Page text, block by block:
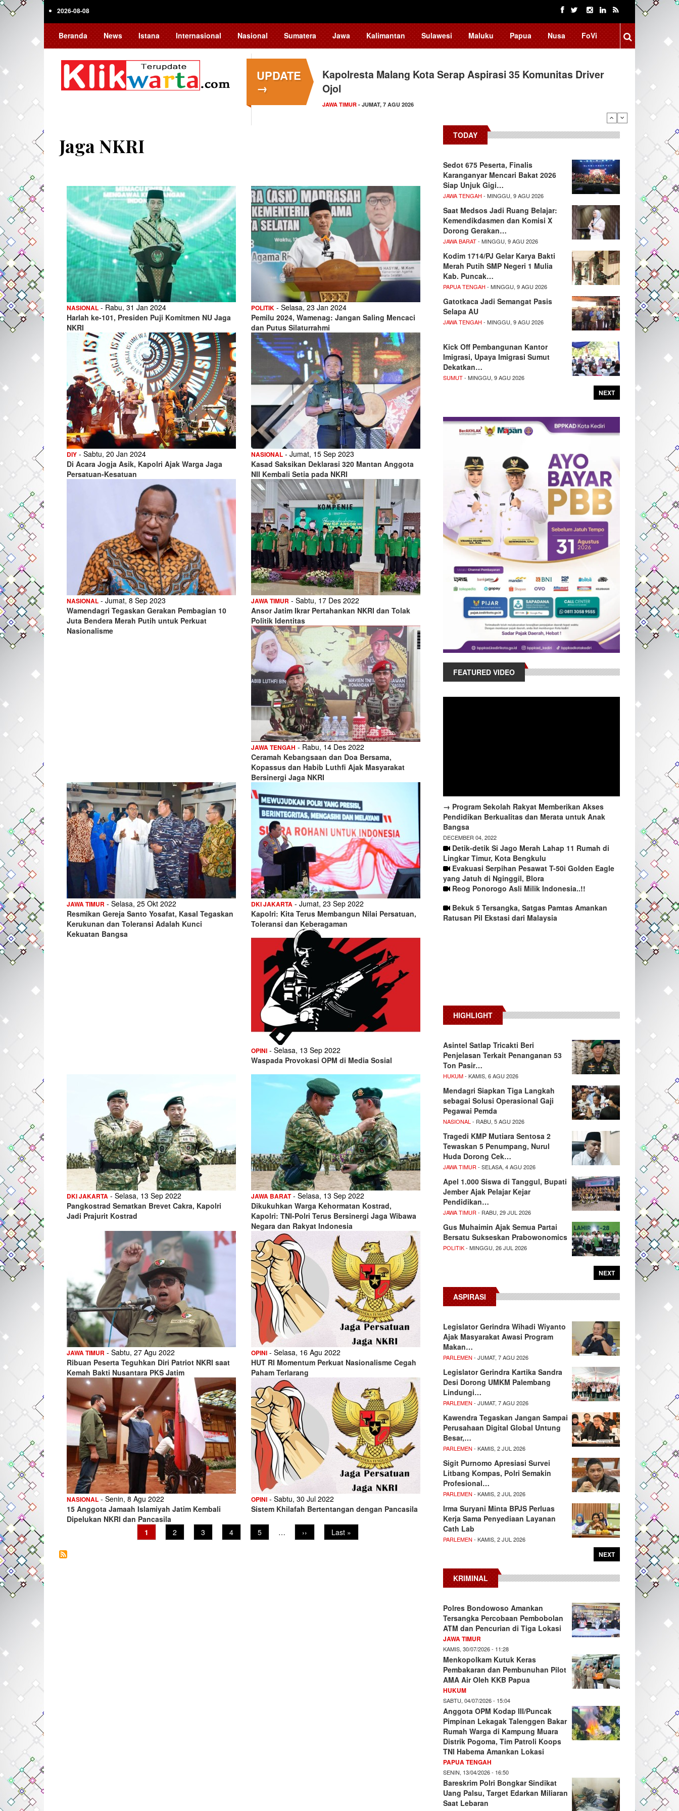
Skip
2026-08-08
Beranda News Istana Internasional Nasional Sumatera Jawa Kalimantan Sulawesi Maluku Papua Nusa FoVi
UPDATE
→
Kapolresta Malang Kota Serap Aspirasi 35 Komunitas Driver
Ojol
JAWA TIMUR - JUMAT, 7 AGU 2026
Jaga NKRI
NASIONAL - Rabu, 31 Jan 2024
Harlah ke-101, Presiden Puji Komitmen NU Jaga
NKRI
POLITIK - Selasa, 23 Jan 2024
Pemilu 2024, Wamenag: Jangan Saling Mencaci
dan Putus Silaturrahmi
DIY - Sabtu, 20 Jan 2024
Di Acara Jogja Asik, Kapolri Ajak Warga Jaga
Persatuan-Kesatuan
NASIONAL - Jumat, 15 Sep 2023
Kasad Saksikan Deklarasi 320 Mantan Anggota
NII Kembali Setia pada NKRI
NASIONAL - Jumat, 8 Sep 2023
Wamendagri Tegaskan Gerakan Pembagian 10
Juta Bendera Merah Putih untuk Perkuat
Nasionalisme
JAWA TIMUR - Sabtu, 17 Des 2022
Ansor Jatim Ikrar Pertahankan NKRI dan Tolak
Politik Identitas
JAWA TENGAH - Rabu, 14 Des 2022
Ceramah Kebangsaan dan Doa Bersama,
Kopassus dan Habib Luthfi Ajak Masyarakat
Bersinergi Jaga NKRI
JAWA TIMUR - Selasa, 25 Okt 2022
Resmikan Gereja Santo Yosafat, Kasal Tegaskan
Kerukunan dan Toleransi Adalah Kunci
Kekuatan Bangsa
DKI JAKARTA - Jumat, 23 Sep 2022
Kapolri: Kita Terus Membangun Nilai Persatuan,
Toleransi dan Keberagaman
OPINI - Selasa, 13 Sep 2022
Waspada Provokasi OPM di Media Sosial
DKI JAKARTA - Selasa, 13 Sep 2022
Pangkostrad Sematkan Brevet Cakra, Kapolri
Jadi Prajurit Kostrad
JAWA BARAT- Selasa, 13 Sep 2022
Dikukuhkan Warga Kehormatan Kostrad,
Kapolri: TNI-Polri Terus Bersinergi Jaga Wibawa
Negara dan Rakyat Indonesia
JAWA TIMUR - Sabtu, 27 Agu 2022
Ribuan Peserta Teguhkan Diri Patriot NKRI saat
Kemah Bakti Nusantara PKS Jatim
OPINI - Selasa, 16 Agu 2022
HUT RI Momentum Perkuat Nasionalisme Cegah
Paham Terlarang
NASIONAL - Senin, 8 Agu 2022
15 Anggota Jamaah Islamiyah Jatim Kembali
Dipelukan NKRI dan Pancasila
OPINI - Sabtu, 30 Jul 2022
Sistem Khilafah Bertentangan dengan Pancasila
Pagination
Current
page
1 Page
2 Page
3 Page
4 Page
5 …
Next
page
››
Last
page
Last »
TODAY
Sedot 675 Peserta, Finalis
Karanganyar Mencari Bakat 2026
Siap Unjuk Gigi…
JAWA TENGAH - MINGGU, 9 AGU 2026
Saat Medsos Jadi Ruang Belajar:
Kemendikdasmen dan Komisi X
Dorong Gerakan…
JAWA BARAT- MINGGU, 9 AGU 2026
Kodim 1714/PJ Gelar Karya Bakti
Merah Putih SMP Negeri 1 Mulia
Kab. Puncak…
PAPUA TENGAH - MINGGU, 9 AGU 2026
Gatotkaca Jadi Semangat Pasis
Selapa AU
JAWA TENGAH - MINGGU, 9 AGU 2026
Kick Off Pembangunan Kantor
Imigrasi, Upaya Imigrasi Sumut
Dekatkan…
SUMUT- MINGGU, 9 AGU 2026
NEXT
FEATURED VIDEO
→ Program Sekolah Rakyat Memberikan Akses
Pendidikan Berkualitas dan Merata untuk Anak
Bangsa
DECEMBER 04, 2022
Detik-detik Si Jago Merah Lahap 11 Rumah di
Lingkar Timur, Kota Bengkulu
Evakuasi Serpihan Pesawat T-50i Golden Eagle
yang Jatuh di Nginggil, Blora
Reog Ponorogo Asli Milik Indonesia..!!
Bekuk 5 Tersangka, Satgas Pamtas Amankan
Ratusan Pil Ekstasi dari Malaysia
HIGHLIGHT
Asintel Satlap Tricakti Beri
Penjelasan Terkait Penanganan 53
Ton Pasir…
HUKUM- KAMIS, 6 AGU 2026
Mendagri Siapkan Tiga Langkah
sebagai Solusi Operasional Gaji
Pegawai Pemda
NASIONAL - RABU, 5 AGU 2026
Tragedi KMP Mutiara Sentosa 2
Tewaskan 5 Penumpang, Nurul
Huda Dorong Cek…
JAWA TIMUR - SELASA, 4 AGU 2026
Apel 1.000 Siswa di Tanggul, Bupati
Jember Ajak Pelajar Kejar
Pendidikan…
JAWA TIMUR - RABU, 29 JUL 2026
Gus Muhaimin Ajak Semua Partai
Bersatu Sukseskan Prabowonomics
POLITIK- MINGGU, 26 JUL 2026
NEXT
ASPIRASI
Legislator Gerindra Wihadi Wiyanto
Ajak Masyarakat Awasi Program
Makan…
PARLEMEN - JUMAT, 7 AGU 2026
Legislator Gerindra Kartika Sandra
Desi Dorong UMKM Palembang
Lindungi…
PARLEMEN - JUMAT, 7 AGU 2026
Kawendra Tegaskan Jangan Sampai
Perusahaan Digital Global Untung
Besar,…
PARLEMEN - KAMIS, 2 JUL 2026
Sigit Purnomo Apresiasi Survei
Litbang Kompas, Polri Semakin
Profesional…
PARLEMEN - KAMIS, 2 JUL 2026
Irma Suryani Minta BPJS Perluas
Kerja Sama Penyediaan Layanan
Cath Lab
PARLEMEN - KAMIS, 2 JUL 2026
NEXT
KRIMINAL
Polres Bondowoso Amankan
Tersangka Percobaan Pembobolan
ATM dan Pencurian di Tiga Lokasi
JAWA TIMUR
KAMIS, 30/07/2026 - 11:28
Menkopolkam Kutuk Keras
Pembakaran dan Pembunuhan Pilot
AMA Air Oleh KKB Papua
HUKUM
SABTU, 04/07/2026 - 15:04
Anggota OPM Kodap III/Puncak
Pimpinan Lekagak Talenggen Bakar
Rumah Warga di Kampung Muara
Distrik Pogoma, Tim Patroli Koops
TNI Habema Amankan Lokasi
PAPUA TENGAH
SENIN, 13/04/2026 - 16:50
Bareskrim Polri Bongkar Sindikat
Uang Palsu, Target Edarkan Miliaran
Saat Lebaran